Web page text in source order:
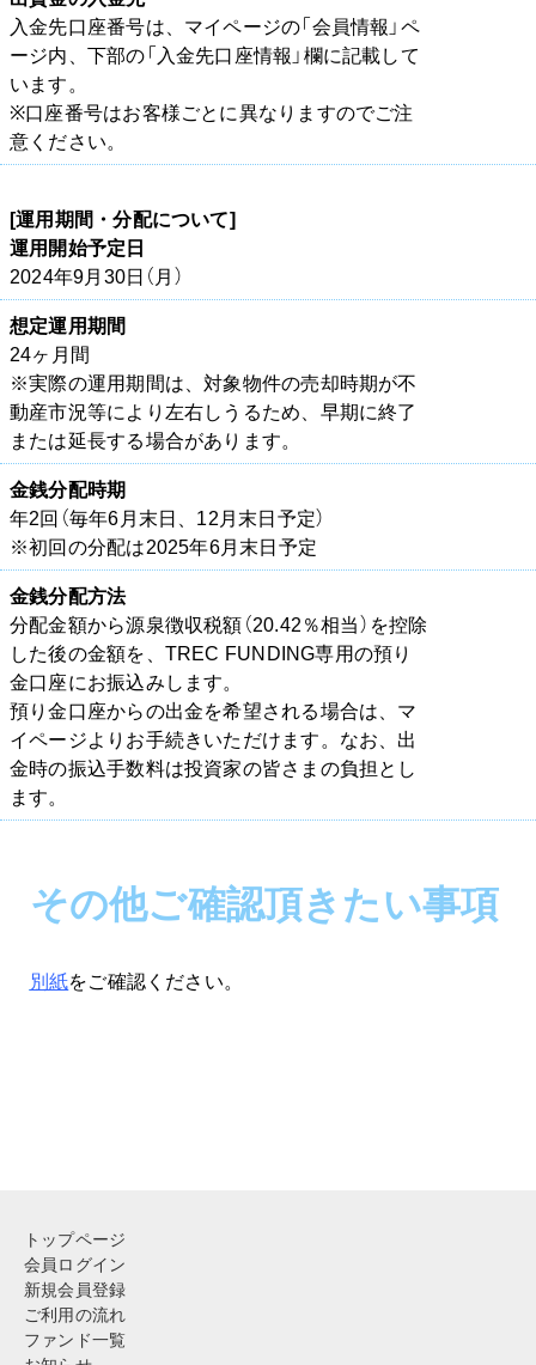
入金先口座番号は、マイページの「会員情報」ペ
ージ内、下部の「入金先口座情報」欄に記載して
います。
※口座番号はお客様ごとに異なりますのでご注
意ください。
[運用期間・分配について]
運用開始予定日
2024年9月30日（月）
想定運用期間
24ヶ月間
※実際の運用期間は、対象物件の売却時期が不
動産市況等により左右しうるため、早期に終了
または延長する場合があります。
金銭分配時期
年2回（毎年6月末日、12月末日予定）
※初回の分配は2025年6月末日予定
金銭分配方法
分配金額から源泉徴収税額（20.42％相当）を控除
した後の金額を、TREC FUNDING専用の預り
金口座にお振込みします。
預り金口座からの出金を希望される場合は、マ
イページよりお手続きいただけます。なお、出
金時の振込手数料は投資家の皆さまの負担とし
ます。
その他ご確認頂きたい事項
別紙をご確認ください。
トップページ
会員ログイン
新規会員登録
ご利用の流れ
ファンド一覧